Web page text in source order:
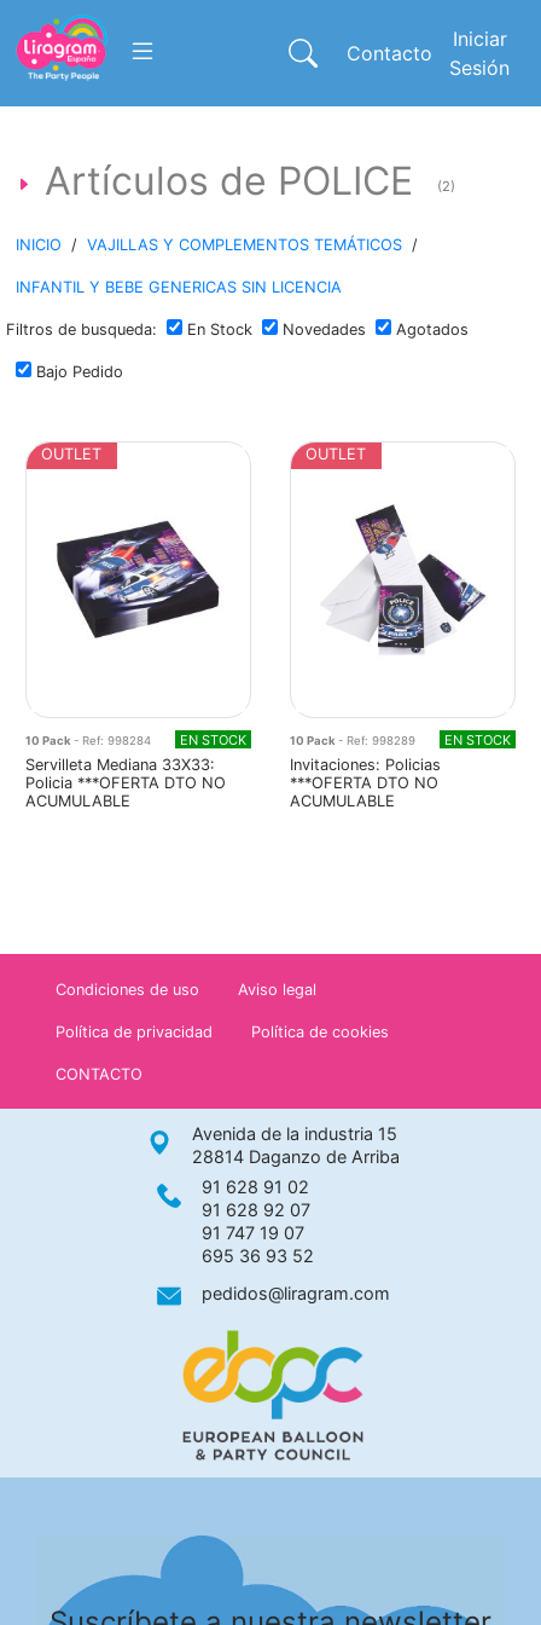
Contacto
Iniciar
Sesión
Artículos de POLICE (2)
INICIO / VAJILLAS Y COMPLEMENTOS TEMÁTICOS /
INFANTIL Y BEBE GENERICAS SIN LICENCIA
Filtros de busqueda: En Stock Novedades Agotados
Bajo Pedido
OUTLET
10 Pack- Ref: 998284 EN STOCK
Servilleta Mediana 33X33:
Policia ***OFERTA DTO NO
ACUMULABLE
OUTLET
10 Pack- Ref: 998289 EN STOCK
Invitaciones: Policias
***OFERTA DTO NO
ACUMULABLE
Condiciones de uso Aviso legal
Política de privacidad Política de cookies
CONTACTO
Avenida de la industria 15
28814 Daganzo de Arriba
91 628 91 02
91 628 92 07
91 747 19 07
695 36 93 52
pedidos@liragram.com